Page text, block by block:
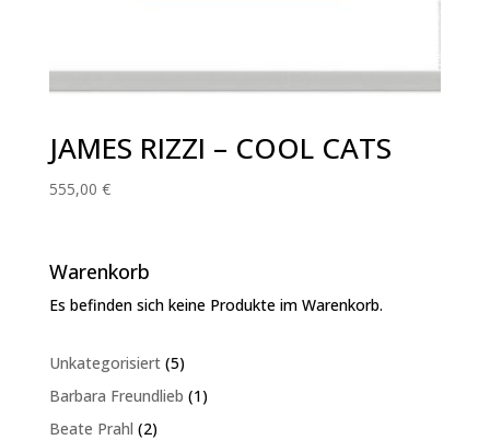
JAMES RIZZI – COOL CATS
555,00 €
Warenkorb
Es befinden sich keine Produkte im Warenkorb.
Unkategorisiert 55
Produkte
Barbara Freundlieb 11
Beate Prahl 22